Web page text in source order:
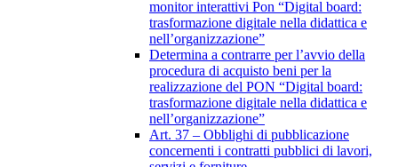
monitor interattivi Pon “Digital board:
trasformazione digitale nella didattica e
nell’organizzazione”
Determina a contrarre per l’avvio della
procedura di acquisto beni per la
realizzazione del PON “Digital board:
trasformazione digitale nella didattica e
nell’organizzazione”
Art. 37 – Obblighi di pubblicazione
concernenti i contratti pubblici di lavori,